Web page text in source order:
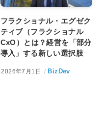
フラクショナル・エグゼク
ティブ（フラクショナル
CxO）とは？経営を「部分
導入」する新しい選択肢
2026年7月1日 BizDev